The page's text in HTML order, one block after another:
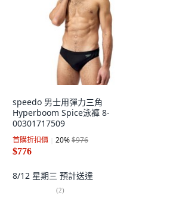
speedo 男士用彈力三角
Hyperboom Spice泳褲 8-
00301717509
首購折扣價 20%$976
$776
8/12 星期三 預計送達
(2)